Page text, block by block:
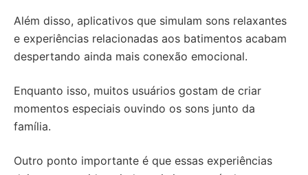
Além disso, aplicativos que simulam sons relaxantes
e experiências relacionadas aos batimentos acabam
despertando ainda mais conexão emocional.
Enquanto isso, muitos usuários gostam de criar
momentos especiais ouvindo os sons junto da
família.
Outro ponto importante é que essas experiências